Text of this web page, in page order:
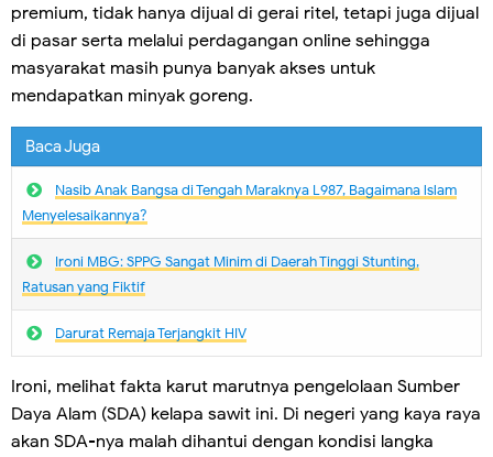
premium, tidak hanya dijual di gerai ritel, tetapi juga dijual
di pasar serta melalui perdagangan online sehingga
masyarakat masih punya banyak akses untuk
mendapatkan minyak goreng.
Baca Juga
Nasib Anak Bangsa di Tengah Maraknya L987, Bagaimana lslam
Menyelesaikannya?
Ironi MBG: SPPG Sangat Minim di Daerah Tinggi Stunting,
Ratusan yang Fiktif
Darurat Remaja Terjangkit HIV
Ironi, melihat fakta karut marutnya pengelolaan Sumber
Daya Alam (SDA) kelapa sawit ini. Di negeri yang kaya raya
akan SDA-nya malah dihantui dengan kondisi langka